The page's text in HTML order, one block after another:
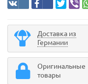
Доставка из
Германии
Оригинальные
товары